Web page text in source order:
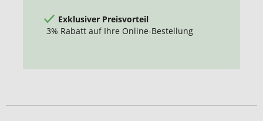
Exklusiver Preisvorteil
3% Rabatt auf Ihre Online-Bestellung